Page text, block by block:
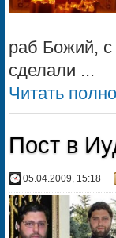
раб Божий,
сделали ...
Читать
Пост в
05.04.2009, 15:18